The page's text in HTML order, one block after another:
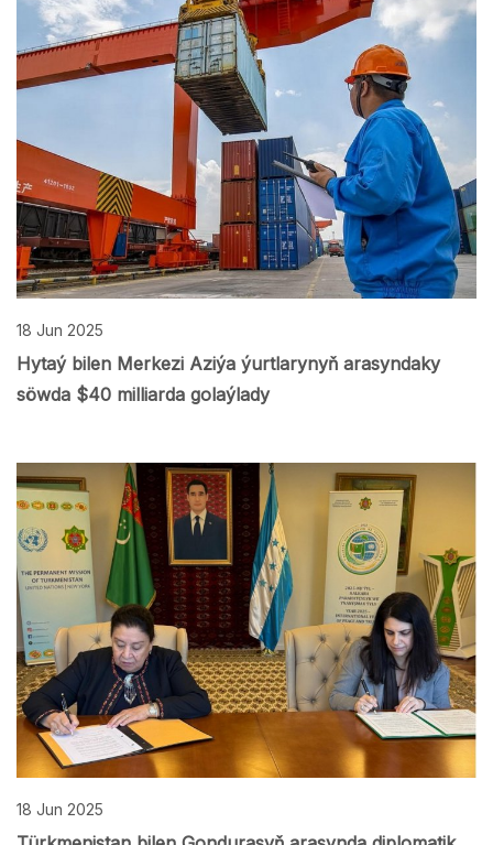
18 Jun 2025
Hytaý bilen Merkezi Aziýa ýurtlarynyň arasyndaky
söwda $40 milliarda golaýlady
18 Jun 2025